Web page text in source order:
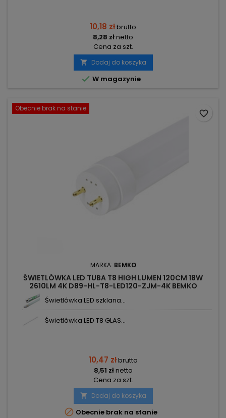
10,18 złbrutto
8,28 złnetto
Cena za szt.
 Dodaj do koszyka
 W magazynie
Obecnie brak na stanie
MARKA: BEMKO
ŚWIETLÓWKA LED TUBA T8 HIGH LUMEN 120CM 18W
2610LM 4K D89-HL-T8-LED120-ZJM-4K BEMKO
Świetlówka LED szklana...
Świetlówka LED T8 GLAS...
10,47 złbrutto
8,51 złnetto
Cena za szt.
 Dodaj do koszyka
 Obecnie brak na stanie
favorite_border